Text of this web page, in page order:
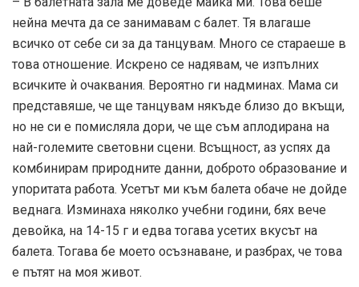
нейна мечта да се занимавам с балет. Тя влагаше
всичко от себе си за да танцувам. Много се стараеше в
това отношение. Искрено се надявам, че изпълних
всичките ѝ очаквания. Вероятно ги надминах. Мама си
представяше, че ще танцувам някъде близо до вкъщи,
но не си е помисляла дори, че ще съм аплодирана на
най-големите световни сцени. Всъщност, аз успях да
комбинирам природните данни, доброто образование и
упоритата работа. Усетът ми към балета обаче не дойде
веднага. Изминаха няколко учебни години, бях вече
девойка, на 14-15 г и едва тогава усетих вкусът на
балета. Тогава бе моето осъзнаване, и разбрах, че това
е пътят на моя живот.